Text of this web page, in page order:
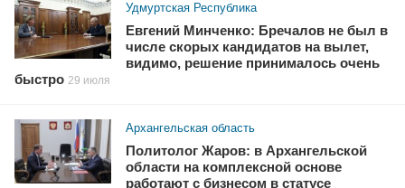
Удмуртская Республика
Евгений Минченко: Бречалов не был в
числе скорых кандидатов на вылет,
видимо, решение принималось очень
быстро 29 июля
Архангельская область
Политолог Жаров: в Архангельской
области на комплексной основе
работают с бизнесом в статусе